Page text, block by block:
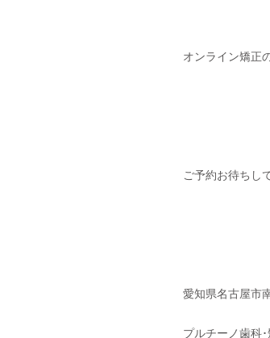
オンライン矯正
ご予約お待ちし
愛知県名古屋市
プルチーノ歯科